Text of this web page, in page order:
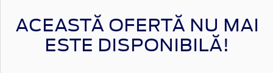
ACEASTĂ OFERTĂ NU MAI
ESTE DISPONIBILĂ!